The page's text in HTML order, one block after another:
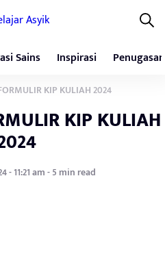
Sains Inspirasi Penugasan
KIP KULIAH 2024
KIP KULIAH
- 11:21 am - 5 min read